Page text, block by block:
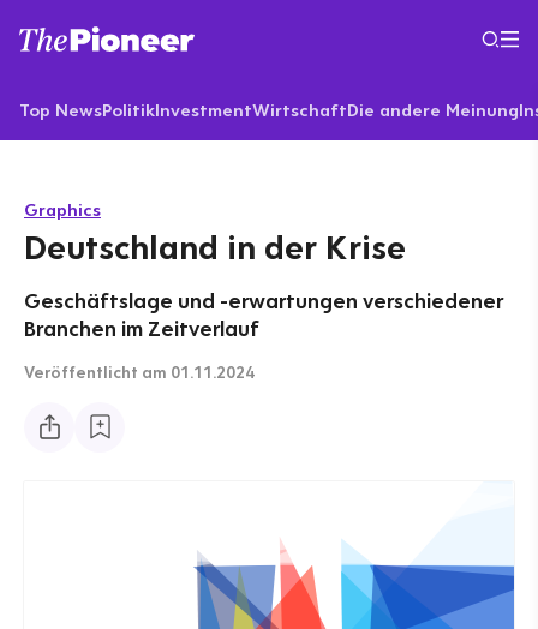
Top NewsPolitikInvestmentWirtschaftDie andere Meinung
Graphics
Deutschland in der Krise
Geschäftslage und -erwartungen verschiedener
Branchen im Zeitverlauf
Veröffentlicht am 01.11.2024